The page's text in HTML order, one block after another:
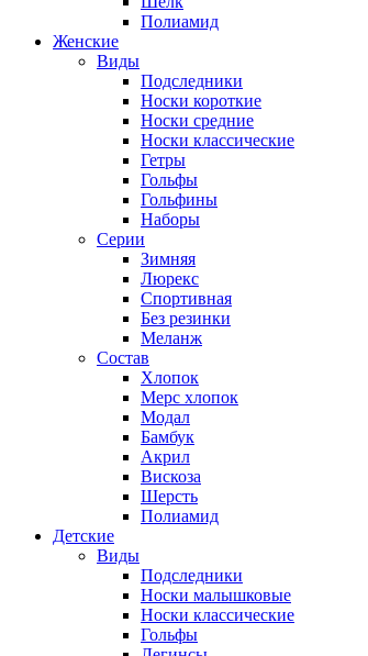
Полиамид
Женские
Виды
Подследники
Носки короткие
Носки средние
Носки классические
Гетры
Гольфы
Гольфины
Наборы
Серии
Зимняя
Люрекс
Спортивная
Без резинки
Меланж
Состав
Хлопок
Мерс хлопок
Модал
Бамбук
Акрил
Вискоза
Шерсть
Полиамид
Детские
Виды
Подследники
Носки малышковые
Носки классические
Гольфы